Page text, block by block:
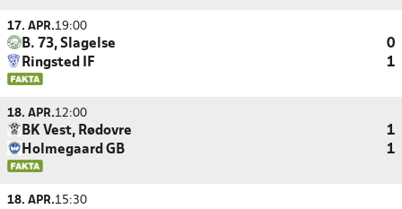
17. APR.19:00
B. 73, Slagelse
0
Ringsted IF
1
18. APR.12:00
BK Vest, Rødovre
1
Holmegaard GB
1
18. APR.15:30